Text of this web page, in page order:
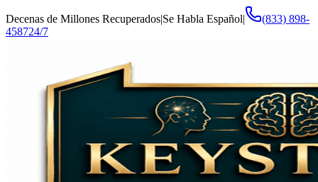
Decenas de Millones Recuperados|Se Habla Español|
(833) 898-
458724/7